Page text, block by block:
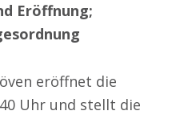
Eröffnung;
eröffnet die
Uhr und stellt die